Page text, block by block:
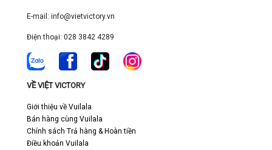
E-mail: info@vietvictory.vn
Điện thoại: 028 3842 4289
VỀ VIỆT VICTORY
Giới thiệu về Vuilala
Bán hàng cùng Vuilala
Chính sách Trả hàng & Hoàn tiền
Điều khoản Vuilala